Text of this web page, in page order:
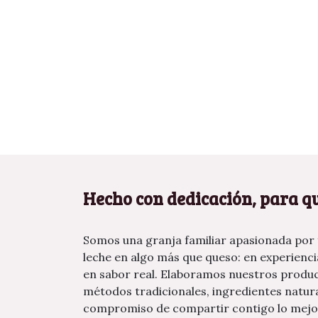
Hecho con dedicación, para
Somos una granja familiar apasionada
leche en algo más que queso: en
en sabor real. Elaboramos nuestros
métodos tradicionales, ingredientes
compromiso de compartir contigo lo